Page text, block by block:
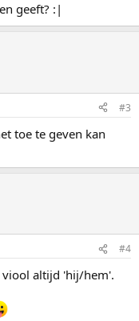
geeft? :|
#3
toe te geven kan
#4
viool altijd 'hij/hem'.